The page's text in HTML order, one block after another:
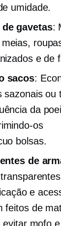
umidade.
gavetas:
e de
sacos:
sazonais ou
da
os
bolsas.
de
e
feitos de
mofo